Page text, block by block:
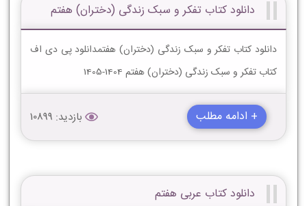
دانلود کتاب تفکر و سبک زندگی (دختران) هفتم
دانلود کتاب تفکر و سبک زندگی (دختران) هفتمدانلود پی دی اف
کتاب تفکر و سبک زندگی (دختران) هفتم 1404-1405
+ ادامه مطلب بازدید: 10899
دانلود کتاب عربی هفتم